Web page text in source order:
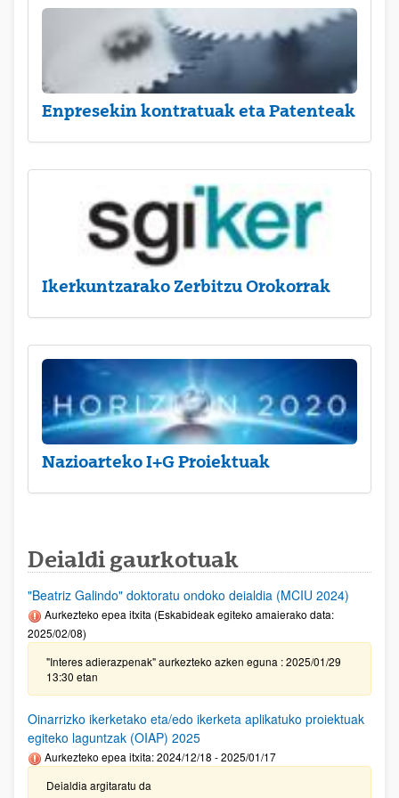
Enpresekin kontratuak eta Patenteak
Ikerkuntzarako Zerbitzu Orokorrak
Nazioarteko I+G Proiektuak
Deialdi gaurkotuak
"Beatriz Galindo" doktoratu ondoko deialdia (MCIU 2024)
Aurkezteko epea itxita (Eskabideak egiteko amaierako data:
2025/02/08)
"Interes adierazpenak" aurkezteko azken eguna : 2025/01/29
13:30 etan
Oinarrizko ikerketako eta/edo ikerketa aplikatuko proiektuak
egiteko laguntzak (OIAP) 2025
Aurkezteko epea itxita: 2024/12/18 - 2025/01/17
Deialdia argitaratu da